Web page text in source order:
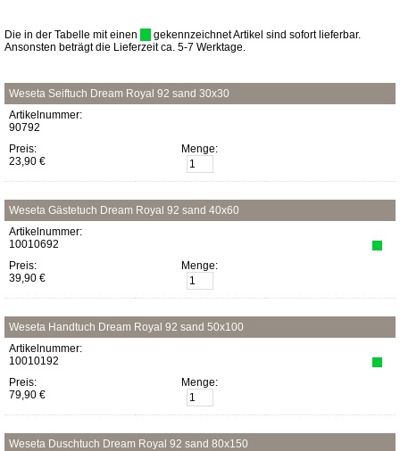
Die in der Tabelle mit einen
gekennzeichnet Artikel sind sofort lieferbar.
Ansonsten beträgt die Lieferzeit ca. 5-7 Werktage.
Weseta Seiftuch Dream Royal 92 sand 30x30
Artikelnummer:
90792
Preis:
23,90 €
Menge:
Weseta Gästetuch Dream Royal 92 sand 40x60
Artikelnummer:
10010692
Preis:
39,90 €
Menge:
Weseta Handtuch Dream Royal 92 sand 50x100
Artikelnummer:
10010192
Preis:
79,90 €
Menge:
Weseta Duschtuch Dream Royal 92 sand 80x150